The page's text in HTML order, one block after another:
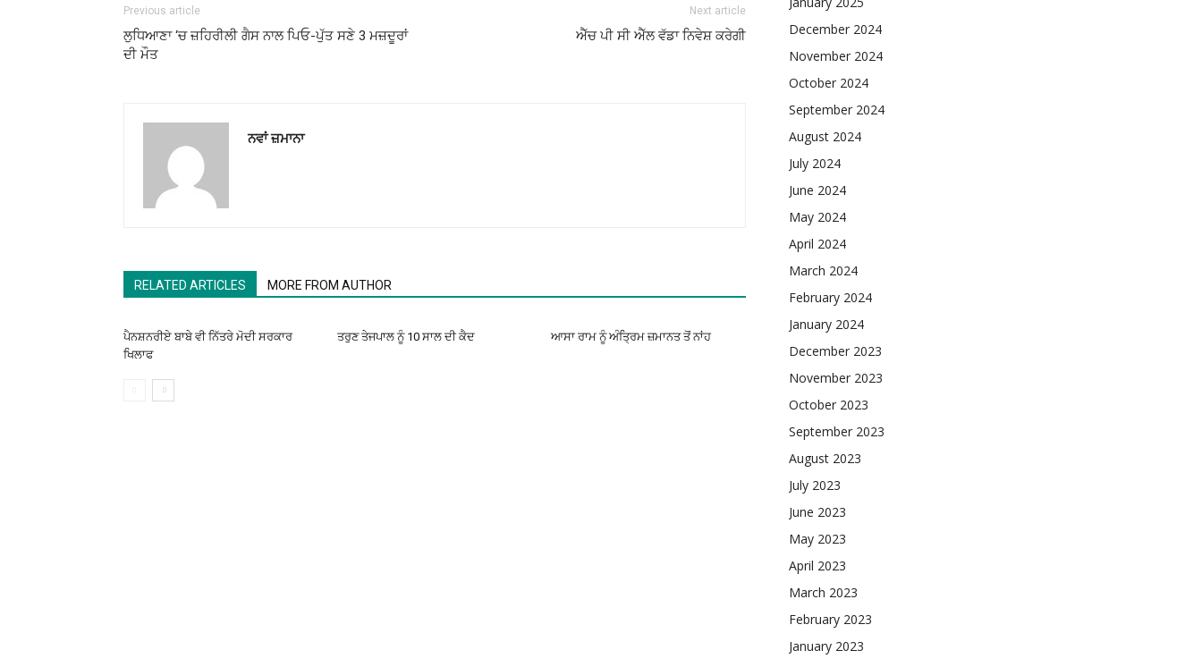
Previous article
ਲੁਧਿਆਣਾ ‘ਚ ਜ਼ਹਿਰੀਲੀ ਗੈਸ ਨਾਲ ਪਿਓ-ਪੁੱਤ ਸਣੇ 3 ਮਜ਼ਦੂਰਾਂ
ਦੀ ਮੌਤ
Next article
ਐੱਚ ਪੀ ਸੀ ਐੱਲ ਵੱਡਾ ਨਿਵੇਸ਼ ਕਰੇਗੀ
ਨਵਾਂ ਜ਼ਮਾਨਾ
RELATED ARTICLES MORE FROM AUTHOR
ਪੈਨਸ਼ਨਰੀਏ ਬਾਬੇ ਵੀ ਨਿੱਤਰੇ ਮੋਦੀ ਸਰਕਾਰ
ਖਿਲਾਫ
ਤਰੁਣ ਤੇਜਪਾਲ ਨੂੰ 10 ਸਾਲ ਦੀ ਕੈਦ ਆਸਾ ਰਾਮ ਨੂੰ ਅੰਤ੍ਰਿਮ ਜ਼ਮਾਨਤ ਤੋਂ ਨਾਂਹ
December 2024
November 2024
October 2024
September 2024
August 2024
July 2024
June 2024
May 2024
April 2024
March 2024
February 2024
January 2024
December 2023
November 2023
October 2023
September 2023
August 2023
July 2023
June 2023
May 2023
April 2023
March 2023
February 2023
January 2023